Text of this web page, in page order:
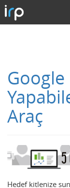
Araç
Hedef kitlenize